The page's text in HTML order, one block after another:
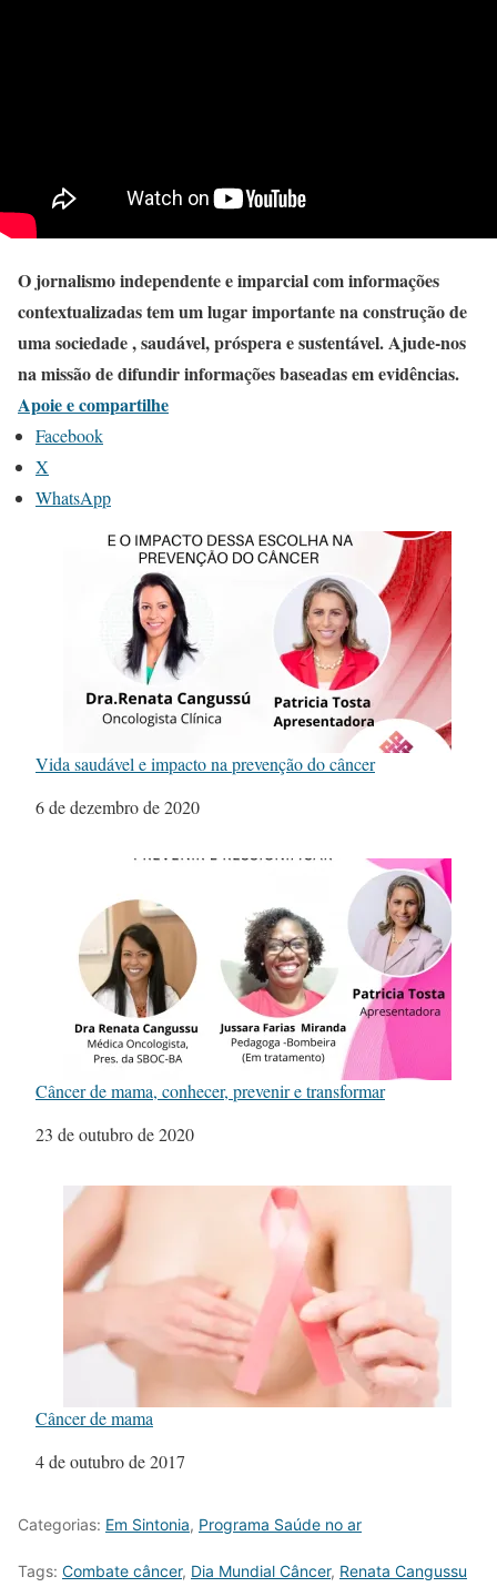
O jornalismo independente e imparcial com informações
contextualizadas tem um lugar importante na construção de
uma sociedade , saudável, próspera e sustentável. Ajude-nos
na missão de difundir informações baseadas em evidências.
Apoie e compartilhe
Facebook
X
WhatsApp
Vida saudável e impacto na prevenção do câncer
Data
6 de dezembro de 2020
Câncer de mama, conhecer, prevenir e transformar
Data
23 de outubro de 2020
Câncer de mama
Data
4 de outubro de 2017
Categorias: Em Sintonia, Programa Saúde no ar
Tags: Combate câncer, Dia Mundial Câncer, Renata Cangussu